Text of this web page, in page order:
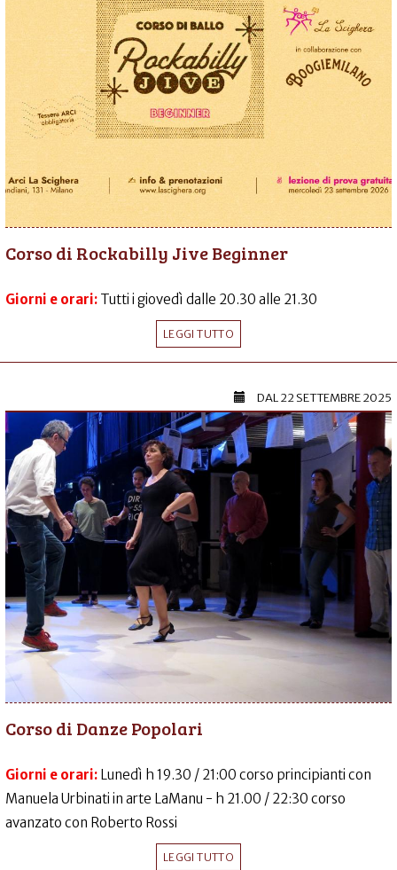
Corso di Rockabilly Jive Beginner
Giorni e orari: Tutti i giovedì dalle 20.30 alle 21.30
LEGGI TUTTO
DAL22 SETTEMBRE 2025
Corso di Danze Popolari
Giorni e orari: Lunedì h 19.30 / 21:00 corso principianti con
Manuela Urbinati in arte LaManu - h 21.00 / 22:30 corso
avanzato con Roberto Rossi
LEGGI TUTTO